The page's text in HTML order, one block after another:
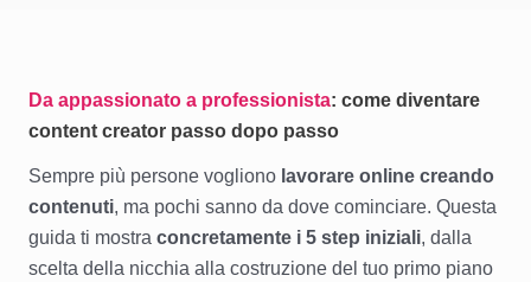
Da appassionato a professionista: come diventare
content creator passo dopo passo
Sempre più persone vogliono lavorare online creando
contenuti, ma pochi sanno da dove cominciare. Questa
guida ti mostra concretamente i 5 step iniziali, dalla
scelta della nicchia alla costruzione del tuo primo piano